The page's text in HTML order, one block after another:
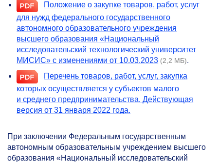
Положение о закупке товаров, работ, услуг
для нужд федерального государственного
автономного образовательного учреждения
высшего образования «Национальный
исследовательский технологический университет
МИСИС» с изменениями от 10.03.2023 (2,2 МБ).
Перечень товаров, работ, услуг, закупка
которых осуществляется у субъектов малого
и среднего предпринимательства. Действующая
версия от 31 января 2022 года.
При заключении Федеральным государственным
автономным образовательным учреждением высшего
образования «Национальный исследовательский